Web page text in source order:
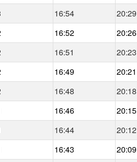
16:54 20:29
16:52 20:26
16:51 20:23
16:49 20:21
16:48 20:18
16:46 20:15
16:44 20:12
16:43 20:09